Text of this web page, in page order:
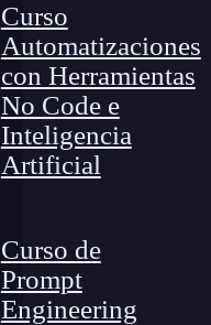
Curso
Automatizaciones
con Herramientas
No Code e
Inteligencia
Artificial
Curso de
Prompt
Engineering